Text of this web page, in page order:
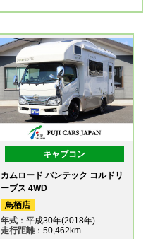
キャブコン
カムロード バンテック コルドリ
ーブス 4WD
鳥栖店
年式：平成30年(2018年)
走行距離：50,462km